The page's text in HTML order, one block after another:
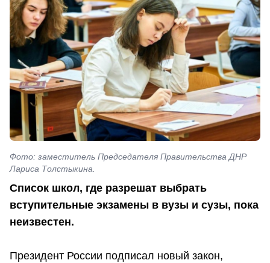
Фото: заместитель Председателя Правительства ДНР
Лариса Толстыкина.
Список школ, где разрешат выбрать
вступительные экзамены в вузы и сузы, пока
неизвестен.
Президент России подписал новый закон,